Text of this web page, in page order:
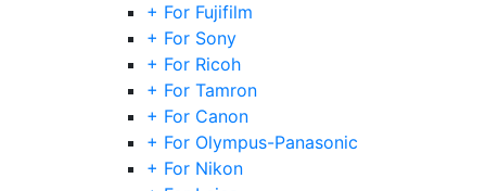
+ For Fujifilm
+ For Sony
+ For Ricoh
+ For Tamron
+ For Canon
+ For Olympus-Panasonic
+ For Nikon